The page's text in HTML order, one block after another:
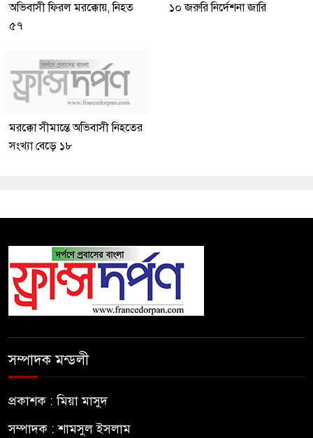
অভিবাসী ফিরল মরক্কোয়, নিহত
৫৭
১০ জরুরি নির্দেশনা জারি
মরক্কো সীমান্তে অভিবাসী নিহতের
সংখ্যা বেড়ে ১৮
সম্পাদক মন্ডলী
প্রকাশক : মিয়া মাসুদ
সম্পাদক : শামসুল ইসলাম